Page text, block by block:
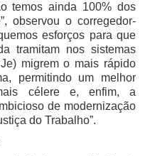
Institucional Feminina
do Assédio
Discriminação
Socioambiental
e Aquisições
de Inteligência
temos ainda 100% dos
observou o corregedor-
esforços para que
tramitam nos sistemas
migrem o mais rápido
permitindo um melhor
célere e, enfim, a
de modernização
do Trabalho”.